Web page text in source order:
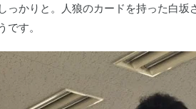
っかりと。人狼のカードを持った白
です。